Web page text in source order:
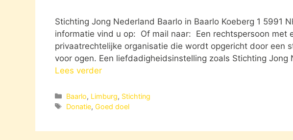
Stichting Jong Nederland Baarlo in Baarlo Koeberg 1 5991
informatie vind u op: Of mail naar: Een rechtspersoon met
privaatrechtelijke organisatie die wordt opgericht door een
voor ogen. Een liefdadigheidsinstelling zoals Stichting Jong
Lees verder
Categorieën
Baarlo, Limburg, Stichting
Tags
Donatie,Goed doel